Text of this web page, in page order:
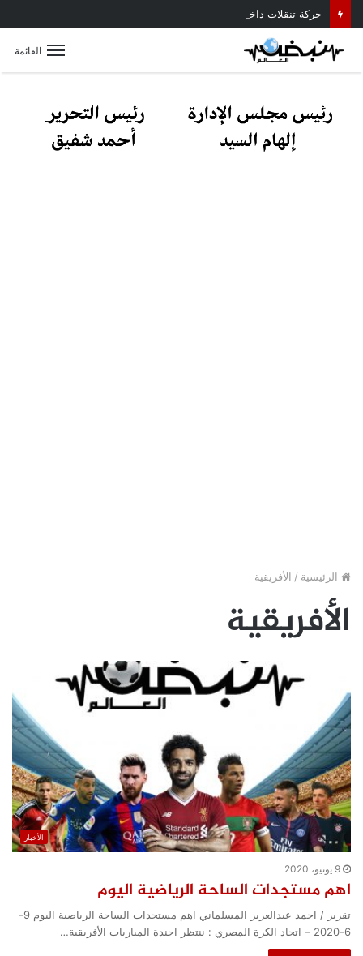
القائمة
الرئيسية / الأفريقية
الأفريقية
الأخبار
9 يونيو، 2020
اهم مستجدات الساحة الرياضية اليوم
تقرير / احمد عبدالعزيز المسلماني اهم مستجدات الساحة الرياضية اليوم 9-
6-2020 – اتحاد الكرة المصري : ننتظر اجندة المباريات الأفريقية…